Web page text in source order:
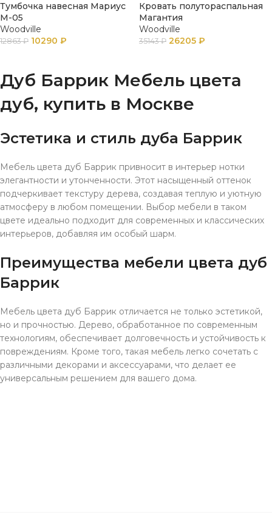
Тумбочка навесная Мариус
М-05
Woodville
12863₽ 10290 ₽
Кровать полутораспальная
Магантия
Woodville
35143₽ 26205 ₽
Дуб Баррик Мебель цвета
дуб, купить в Москве
Эстетика и стиль дуба Баррик
Мебель цвета дуб Баррик привносит в интерьер нотки
элегантности и утонченности. Этот насыщенный оттенок
подчеркивает текстуру дерева, создавая теплую и уютную
атмосферу в любом помещении. Выбор мебели в таком
цвете идеально подходит для современных и классических
интерьеров, добавляя им особый шарм.
Преимущества мебели цвета дуб
Баррик
Мебель цвета дуб Баррик отличается не только эстетикой,
но и прочностью. Дерево, обработанное по современным
технологиям, обеспечивает долговечность и устойчивость к
повреждениям. Кроме того, такая мебель легко сочетать с
различными декорами и аксессуарами, что делает ее
универсальным решением для вашего дома.